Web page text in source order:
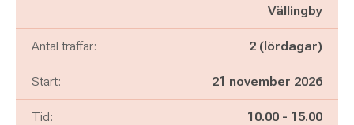
Vällingby
Antal träffar: 2 (lördagar)
Start: 21 november 2026
Tid: Pågår mellan
10.00 - och
15.00